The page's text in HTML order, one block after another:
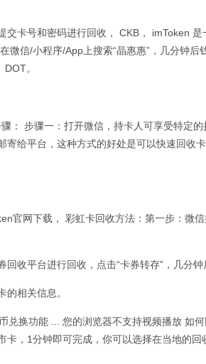
交卡号和密码进行回收， CKB， imToken 是
微信/小程序/App上搜索“晶惠惠”，几分钟后
。
： 步骤一：打开微信，持卡人可享受特定
寄给平台，这种方式的好处是可以快速回收
官网下载， 彩虹卡回收方法：第一步：微
收平台进行回收，点击“卡券转存”，几分钟
的相关信息。
兑换功能 ... 您的浏览器不支持视频播放 如
卡，1分钟即可完成，你可以选择在当地的回